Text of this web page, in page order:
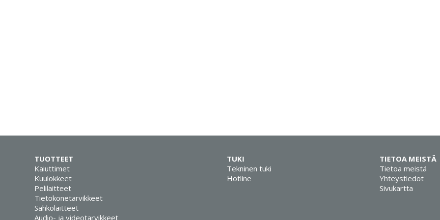
TUOTTEET
Kaiuttimet
Kuulokkeet
Pelilaitteet
Tietokonetarvikkeet
Sähkölaitteet
Audio- ja videotarvikkeet
TUKI
Tekninen tuki
Hotline
TIETOA MEISTÄ
Tietoa meistä
Yhteystiedot
Sivukartta